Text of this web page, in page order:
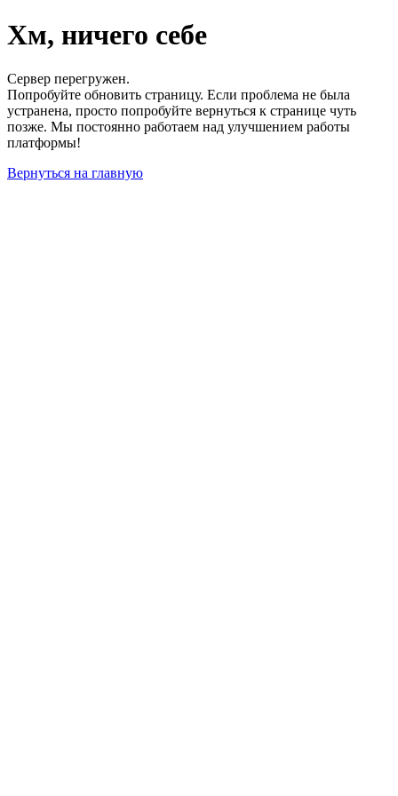
Хм, ничего себе
Сервер перегружен.
Попробуйте обновить страницу. Если проблема не была
устранена, просто попробуйте вернуться к странице чуть
позже. Мы постоянно работаем над улучшением работы
платформы!
Вернуться на главную